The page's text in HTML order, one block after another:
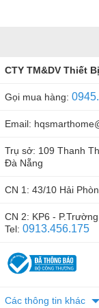
nối tối đa 24 cảm
cho bạn thoải
cửa, cảm biến
rung,... giúp bạn
CTY TM&DV Thiết
Gọi mua hàng:
Email:
Trụ sở: 109 Thanh
Đà Nẵng
CN 1: 43/10 Hải
CN 2: KP6 -
Tel: 0913.456.175
Các thông tin khác